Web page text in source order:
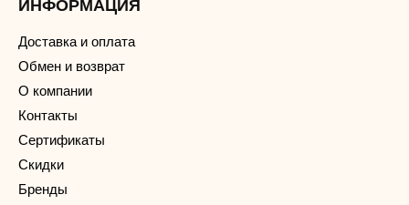
ИНФОРМАЦИЯ
Доставка и оплата
Обмен и возврат
О компании
Контакты
Сертификаты
Скидки
Бренды